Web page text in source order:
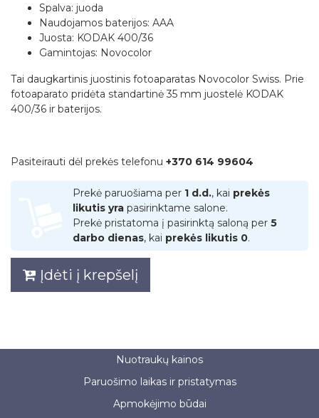
Spalva: juoda
Naudojamos baterijos: AAA
Juosta: KODAK 400/36
Gamintojas: Novocolor
Tai daugkartinis juostinis fotoaparatas Novocolor Swiss. Prie
fotoaparato pridėta standartinė 35 mm juostelė KODAK
400/36 ir baterijos.
Pasiteirauti dėl prekės telefonu +370 614 99604
Prekė paruošiama per 1 d.d., kai prekės
likutis yra pasirinktame salone.
Prekė pristatoma į pasirinktą saloną per 5
darbo dienas, kai prekės likutis 0.
Įdėti į krepšelį
Nuotraukų kainos
Paruošimo laikas ir pristatymas
Apmokėjimo būdai